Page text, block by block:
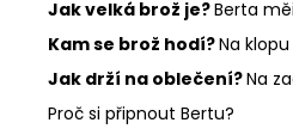
Jak velká brož je?Berta
Kam se brož hodí?Na
Jak drží na oblečení?Na
Proč si připnout Bertu?